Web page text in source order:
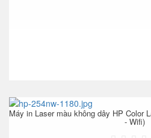
Máy in Laser màu không dây HP Color
- Wifi)